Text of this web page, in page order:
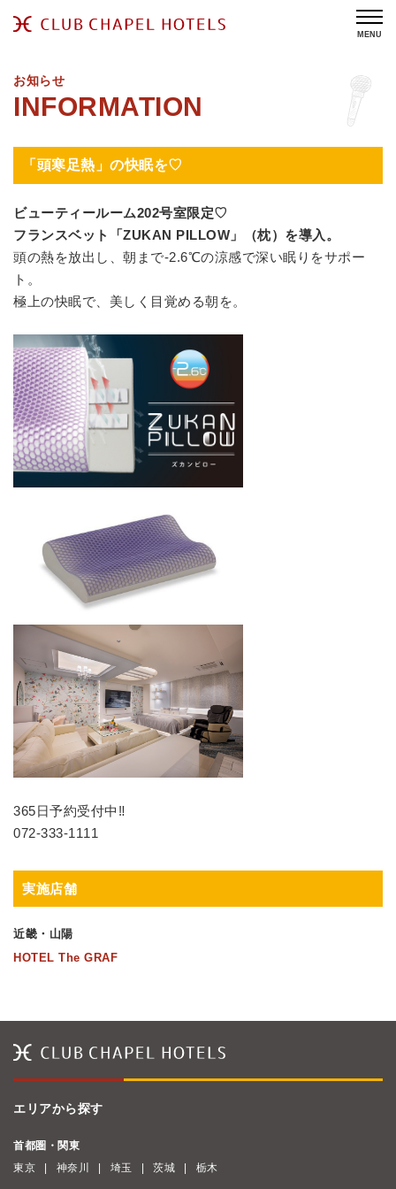
MENU
お知らせ
「頭寒足熱」の快眠を♡
ビューティールーム202号室限定♡
フランスベット「ZUKAN PILLOW」（枕）を導入。
頭の熱を放出し、朝まで-2.6℃の涼感で深い眠りをサポー
ト。
極上の快眠で、美しく目覚める朝を。
365日予約受付中‼
072-333-1111
実施店舗
近畿・山陽
HOTEL The GRAF
エリアから探す
首都圏・関東
東京
神奈川 埼玉 茨城 栃木